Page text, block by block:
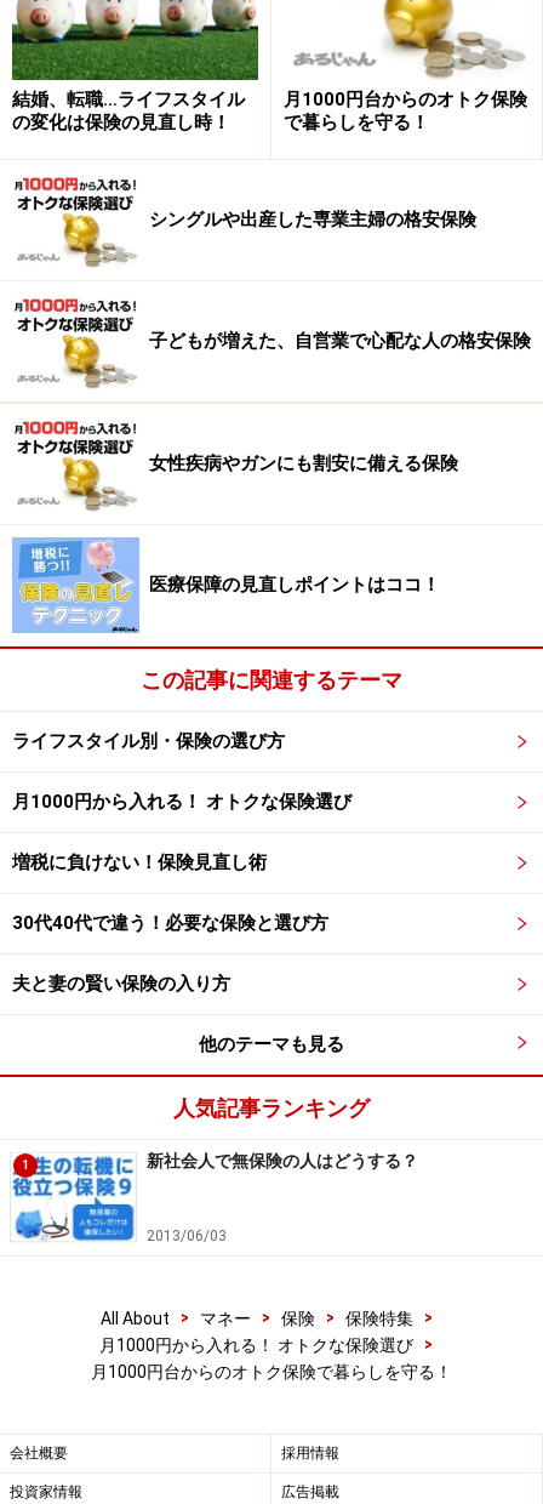
高額な死亡保障は必要がないけれど、今後ケガ・病気に
なったときの医療費が心配です。若い人ほどおろそかに
しがちですが、年齢が30を過ぎて、病気でいったん体を
壊すと保険に入りにくくなります。
⇒プラン1へ
■子どもが生まれたばかりの専業主婦
夫は働いていて収入はあっても、自分に万が一のことが
かさむという心配があります。
プラン2へ
■2人目の子どもが生まれた父親
子どもが増えた人は、子ども一人のときよりも、万が一
のことがあったときに養育費、教育費などの必要なお金
が増えます。
⇒プラン3へ
■自営業者で万が一のときが心配な父親
自営業者は、死亡時の遺族への保障が会社員よりも少な
いため残された家族が心配です。
⇒プラン4へ
■女性特有の病気やガン家系などである
女性には特有の病気やかかりやすい病気があります。ま
た、ガンにかかると治療が長引いて、医療費が高額にな
不安も。
⇒ プラン5・6へ
このようなケースでは、例え家計が苦しくてもぜひ保険
に入っておきたいものです。さっそく、ライフスタイル
別にどのようなオトク保険があるのかを見てみましょ
う！
次ページでは、
します！
取材・文/小川千尋（ファイナンシャル・プランナー）
※記事内容は執筆時点のものです。最新の内容をご確認くださ
結婚、転職…ライフスタイル
の変化は保険の見直し時！
月1000円台からのオトク保険
で暮らしを守る！
シングルや出産した専業主婦の格安保険
子どもが増えた、自営業で心配な人の格安保険
女性疾病やガンにも割安に備える保険
医療保障の見直しポイントはココ！
この記事に関連するテーマ
ライフスタイル別・保険の選び方
月1000円から入れる！ オトクな保険選び
増税に負けない！保険見直し術
30代40代で違う！必要な保険と選び方
夫と妻の賢い保険の入り方
他のテーマも見る
人気記事ランキング
1 新社会人で無保険の人はどうする？
2013/06/03
All About > マネー > 保険 > 保険特集
>
月1000円から入れる！ オトクな保険選び
>
月1000円台からのオトク保険で暮らしを守る！
会社概要 採用情報
投資家情報 広告掲載